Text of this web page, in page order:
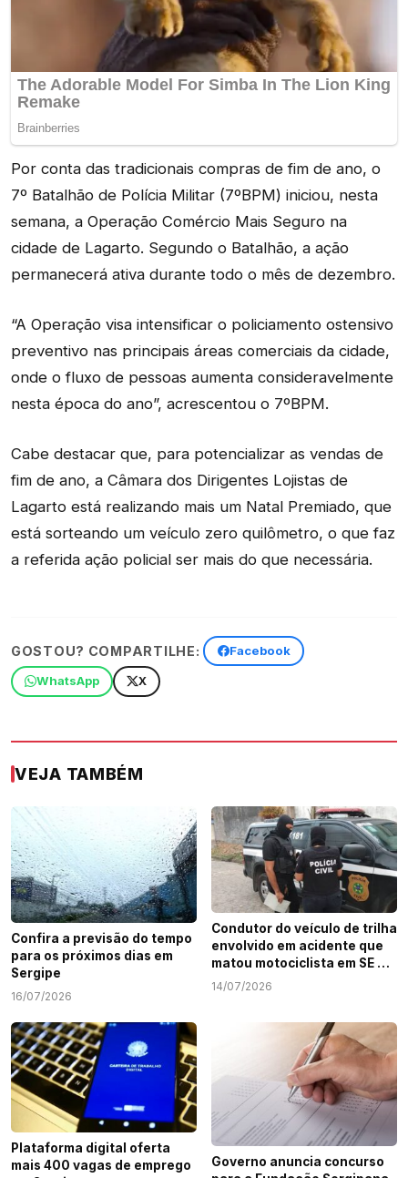
Por conta das tradicionais compras de fim de ano, o
7º Batalhão de Polícia Militar (7ºBPM) iniciou, nesta
semana, a Operação Comércio Mais Seguro na
cidade de Lagarto. Segundo o Batalhão, a ação
permanecerá ativa durante todo o mês de dezembro.
“A Operação visa intensificar o policiamento ostensivo
preventivo nas principais áreas comerciais da cidade,
onde o fluxo de pessoas aumenta consideravelmente
nesta época do ano”, acrescentou o 7ºBPM.
Cabe destacar que, para potencializar as vendas de
fim de ano, a Câmara dos Dirigentes Lojistas de
Lagarto está realizando mais um Natal Premiado, que
está sorteando um veículo zero quilômetro, o que faz
a referida ação policial ser mais do que necessária.
GOSTOU? COMPARTILHE: Facebook
WhatsApp X
VEJA TAMBÉM
Confira a previsão do tempo
para os próximos dias em
Sergipe
16/07/2026
Condutor do veículo de trilha
envolvido em acidente que
matou motociclista em SE é
identificado
14/07/2026
Plataforma digital oferta
mais 400 vagas de emprego
Governo anuncia concurso